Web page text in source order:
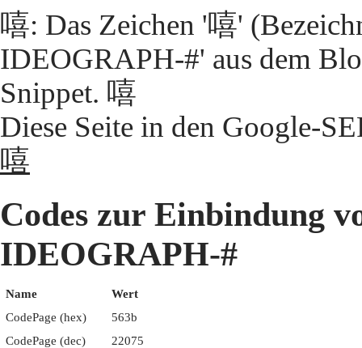
嘻: Das Zeichen '嘻'
IDEOGRAPH-#' aus dem
Snippet. 嘻
Diese Seite in den Google-
嘻
Codes zur Einbindung
IDEOGRAPH-#
Name
Wert
CodePage (hex)
563b
CodePage (dec)
22075